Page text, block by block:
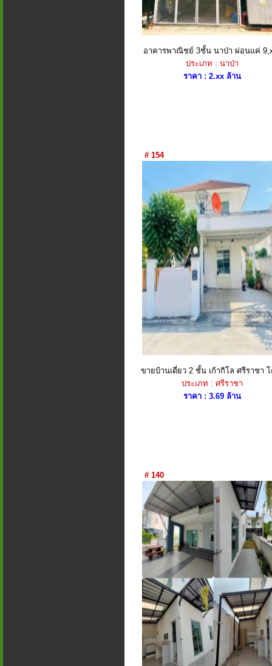
อาคาร​พาณิชย์​ 3​ชั้น นาป่า ผ่อนแค่
ประเภท : นาป่า
ราคา : 2.xx ล้าน
# 154
ขายบ้านเดี่ยว 2 ชั้น เก้ากิโล ศรีราชา
ประเภท : ศรีราชา
ราคา : 3.69 ล้าน
# 140